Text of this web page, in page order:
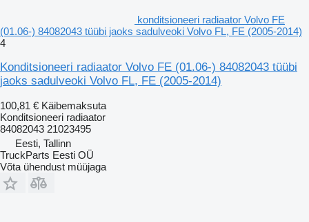
konditsioneeri radiaator Volvo FE
(01.06-) 84082043 tüübi jaoks sadulveoki Volvo FL, FE (2005-2014)
4
Konditsioneeri radiaator Volvo FE (01.06-) 84082043 tüübi
jaoks sadulveoki Volvo FL, FE (2005-2014)
100,81 € Käibemaksuta
Konditsioneeri radiaator
84082043 21023495
Eesti, Tallinn
TruckParts Eesti OÜ
Võta ühendust müüjaga